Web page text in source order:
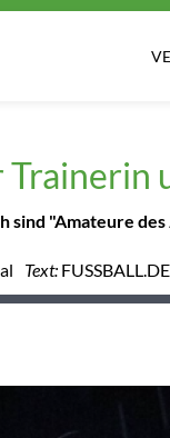
"Amateure
Text: FUSSBALL.DE